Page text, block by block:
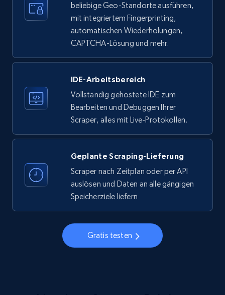
LinkedIn company information
ID, Name, Country code, Locations, Followers,
Employees in linkedin, About, Specialties, and
3.5K+ Gratis testen
business account, Is professional account, Is
verified, and more.
3.5K+ Gratis testen
Instagram - Profiles - Collect profile
beliebige Geo-Standorte ausführen,
mit integriertem Fingerprinting,
automatischen Wiederholungen,
CAPTCHA-Lösung und mehr.
IDE-Arbeitsbereich
Vollständig gehostete IDE zum
Bearbeiten und Debuggen Ihrer
Scraper, alles mit Live-Protokollen.
Geplante Scraping-Lieferung
Scraper nach Zeitplan oder per API
auslösen und Daten an alle gängigen
Speicherziele liefern
Gratis testen